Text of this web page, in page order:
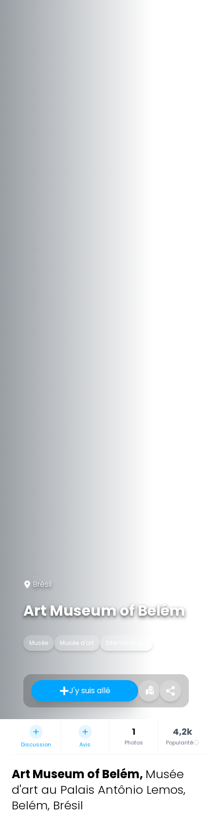
Brésil
Art Museum of Belém
Musée Musée d'art Site historique
J'y suis allé
Discussion Avis
1
Photos
4,2k
Popularité
Art Museum of Belém, Musée
d'art au Palais Antônio Lemos,
Belém, Brésil